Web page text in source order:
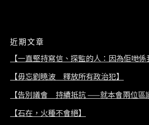
近期文章
【一直堅持寫信、探監的人：因為佢哋係
【毋忘劉曉波 釋放所有政治犯】
【告別議會 持續抵抗 ——就本會兩位區
【石在，火種不會絕】